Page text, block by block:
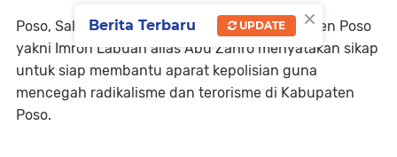
Poso, Salah seorang Eks Napiter asal Kabupaten Poso
yakni Imron Labuan alias Abu Zahro menyatakan sikap
untuk siap membantu aparat kepolisian guna
mencegah radikalisme dan terorisme di Kabupaten
Poso.
×
Berita Terbaru UPDATE